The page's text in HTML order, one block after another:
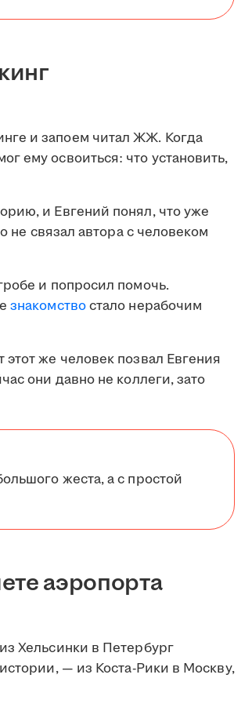
и запоем читал ЖЖ. Когда
ему освоиться: что установить,
и Евгений понял, что уже
не связал автора с человеком
и попросил помочь.
знакомствостало нерабочим
же человек позвал Евгения
они давно не коллеги, зато
жеста, а с простой
аэропорта
Хельсинки в Петербург
— из Коста-Рики в Москву,